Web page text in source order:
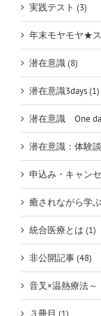
実践テスト (3)
年末モヤモヤ★
潜在意識 (8)
潜在意識3days (1)
潜在意識 One
潜在意識：体験
申込み・キャン
癒されながら学
統合医療とは (1)
非公開記事 (48)
音叉×温熱療法～
３冊目 (1)